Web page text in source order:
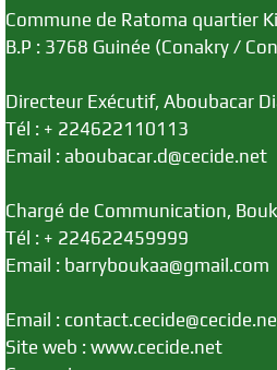
Commune de Ratoma quartier
B.P : 3768 Guinée (Conakry /
Directeur Exécutif, Aboubacar
Tél : + 224622110113
Email : aboubacar.d@cecide.net
Chargé de Communication,
Tél : + 224622459999
Email : barryboukaa@gmail.com
Email :
Site web : www.cecide.net